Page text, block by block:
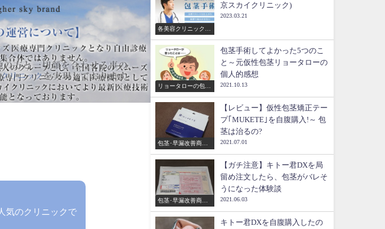
気のクリニックで
各美容クリニックの
京スカイクリニック)
2023.03.21
リョータローの包茎
包茎手術してよかった5つのこ
と～元仮性包茎リョータローの
個人的感想
2021.10.13
包茎･早漏改善商品
【レビュー】仮性包茎矯正テー
プ｢MUKETE｣を自腹購入!～ 包
茎は治るの?
2021.07.01
包茎･早漏改善商品
【ガチ注意】キトー君DXを局
留め注文したら、包茎がバレそ
うになった体験談
2021.06.03
キトー君DXを自腹購入したの